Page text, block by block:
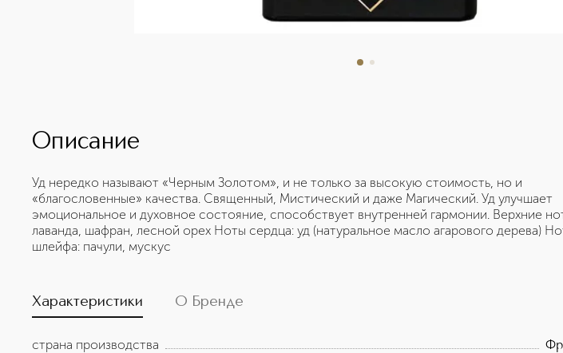
Описание
Уд нередко называют «Черным Золотом», и не только за высокую стоимость, но и
«благословенные» качества. Священный, Мистический и даже Магический. Уд улучшает
эмоциональное и духовное состояние, способствует внутренней гармонии. Верхние
лаванда, шафран, лесной орех Ноты сердца: уд (натуральное масло агарового дерева)
шлейфа: пачули, мускус
Характеристики О Бренде
страна производства